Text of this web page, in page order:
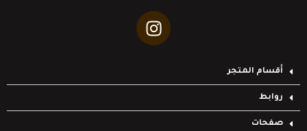
أقسام المتجر
روابط
صفحات